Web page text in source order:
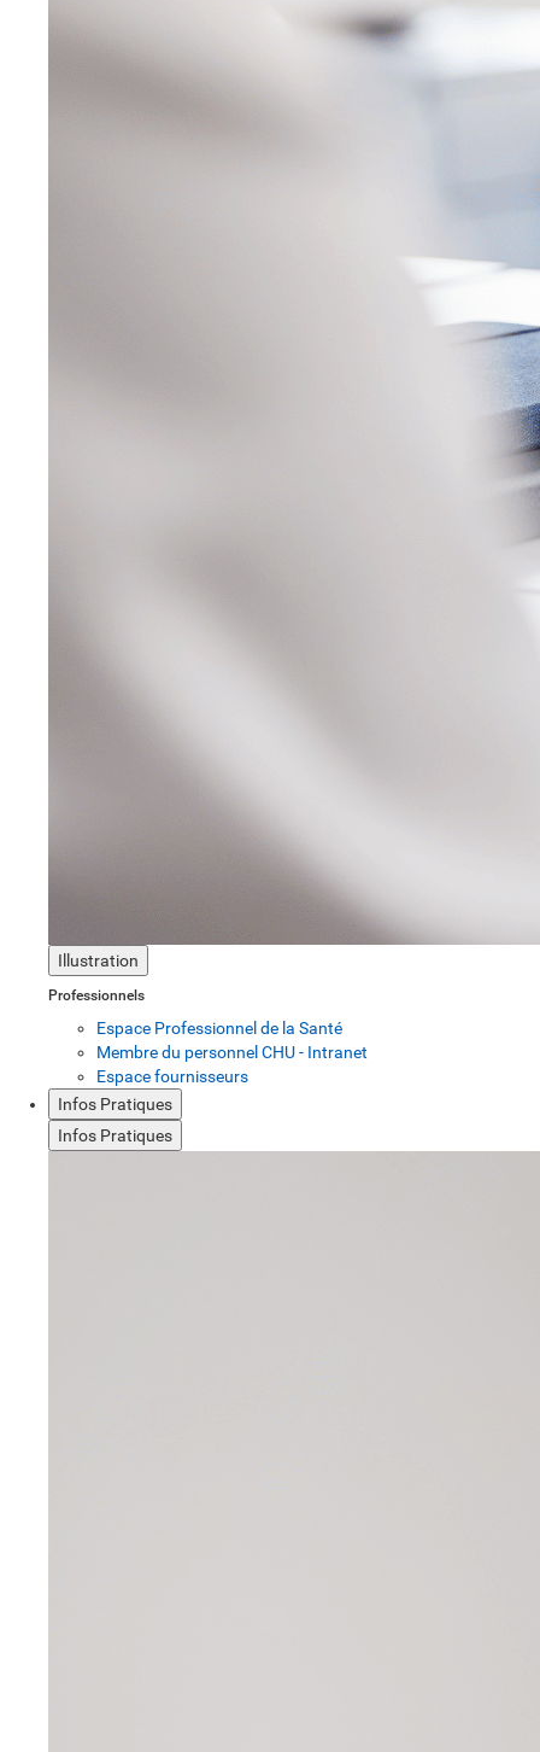
Illustration
Professionnels
Espace Professionnel de la Santé
Membre du personnel CHU - Intranet
Espace fournisseurs
Infos Pratiques
Infos Pratiques